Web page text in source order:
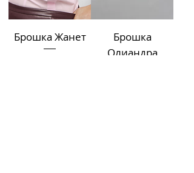
Брошка Жанет
Брошка
Олиандра